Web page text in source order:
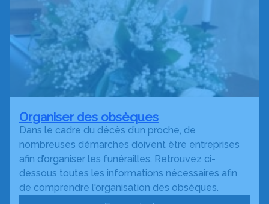
Organiser des obsèques
Dans le cadre du décès d’un proche, de
nombreuses démarches doivent être entreprises
afin d’organiser les funérailles. Retrouvez ci-
dessous toutes les informations nécessaires afin
de comprendre l'organisation des obsèques.